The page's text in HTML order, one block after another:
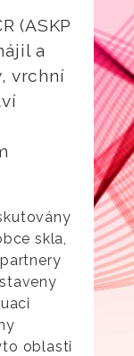
(ASKP
a
vrchní
skla,
oblasti